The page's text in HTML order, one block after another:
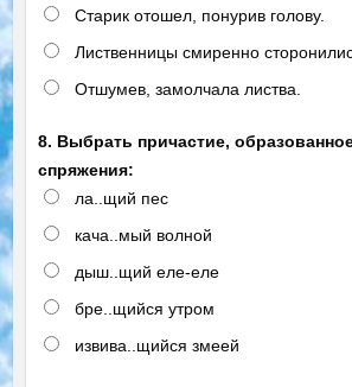
Старик отошел, понурив голову.
Лиственницы смиренно
Отшумев, замолчала листва.
8. Выбрать причастие,
спряжения:
ла..щий пес
кача..мый волной
дыш..щий еле-еле
бре..щийся утром
извива..щийся змеей